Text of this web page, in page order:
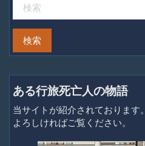
ある行旅死亡人の物語
当サイトが紹介されております。
よろしければご覧ください。